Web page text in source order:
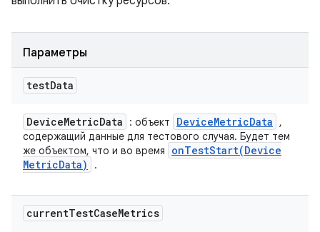
Параметры
testData
DeviceMetricData : объект DeviceMetricData
,
содержащий данные для тестового случая. Будет тем
же объектом, что и во время
onTestStart(Device
MetricData) .
currentTestCaseMetrics